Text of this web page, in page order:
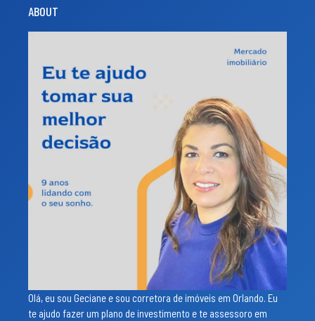
ABOUT
Olá, eu sou Geciane e sou corretora de imóveis em Orlando. Eu
te ajudo fazer um plano de investimento e te assessoro em